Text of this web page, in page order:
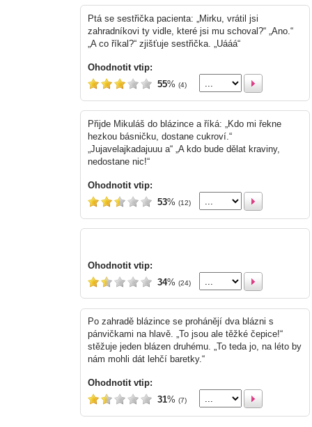
Ptá se sestřička pacienta: „Mirku, vrátil jsi
zahradníkovi ty vidle, které jsi mu schoval?“ „Ano.“
„A co říkal?“ zjišťuje sestřička. „Uááá“
Ohodnotit vtip:
55% (4)
Přijde Mikuláš do blázince a říká: „Kdo mi řekne
hezkou básničku, dostane cukroví.“
„Jujavelajkadajuuu a“ „A kdo bude dělat kraviny,
nedostane nic!“
Ohodnotit vtip:
53% (12)
Ohodnotit vtip:
34% (24)
Po zahradě blázince se prohánějí dva blázni s
pánvičkami na hlavě. „To jsou ale těžké čepice!“
stěžuje jeden blázen druhému. „To teda jo, na léto by
nám mohli dát lehčí baretky.“
Ohodnotit vtip:
31% (7)